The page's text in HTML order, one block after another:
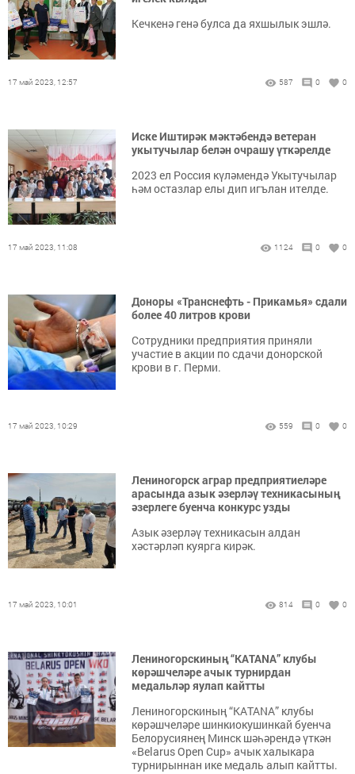
Кечкенә генә булса да яхшылык эшлә.
17 май 2023, 12:57 587 0 0
Иске Иштирәк мәктәбендә ветеран
укытучылар белән очрашу үткәрелде
2023 ел Россия күләмендә Укытучылар
һәм остазлар елы дип игълан ителде.
17 май 2023, 11:08 1124 0 0
Доноры «Транснефть - Прикамья» сдали
более 40 литров крови
Сотрудники предприятия приняли
участие в акции по сдачи донорской
крови в г. Перми.
17 май 2023, 10:29 559 0 0
Лениногорск аграр предприятиеләре
арасында азык әзерләү техникасының
әзерлеге буенча конкурс узды
Азык әзерләү техникасын алдан
хәстәрләп куярга кирәк.
17 май 2023, 10:01 814 0 0
Лениногорскиның “КАТАNА” клубы
көрәшчеләре ачык турнирдан
медальләр яулап кайтты
Лениногорскиның “КАТАNА” клубы
көрәшчеләре шинкиокушинкай буенча
Белорусиянең Минск шәһәрендә үткән
«Belarus Open Cup» ачык халыкара
турнирыннан ике медаль алып кайтты.